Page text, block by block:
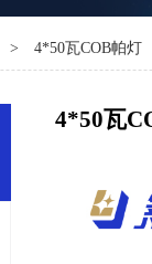
4*50瓦COB帕灯
4*50瓦